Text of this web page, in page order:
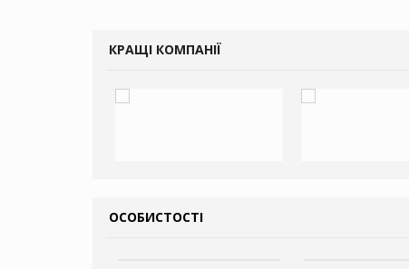
КРАЩІ КОМПАНІЇ
ОСОБИСТОСТІ